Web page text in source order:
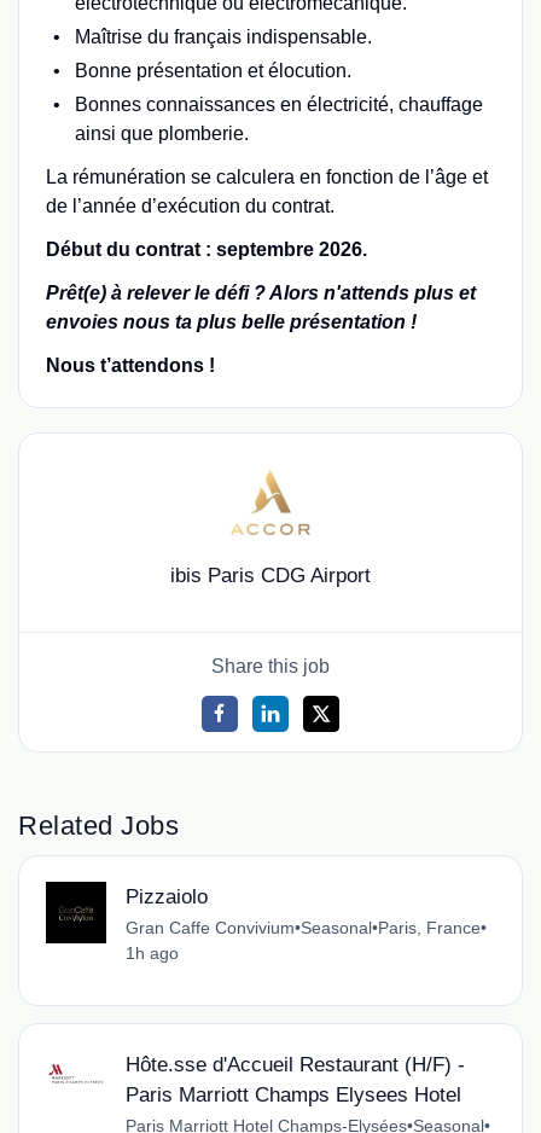
Maîtrise du français indispensable.
Bonne présentation et élocution.
Bonnes connaissances en électricité, chauffage
ainsi que plomberie.
La rémunération se calculera en fonction de l’âge et
de l’année d’exécution du contrat.
Début du contrat : septembre 2026.
Prêt(e) à relever le défi ? Alors n'attends plus et
envoies nous ta plus belle présentation !
Nous t’attendons !
ibis Paris CDG Airport
Share this job
Related Jobs
Pizzaiolo
Gran Caffe Convivium•Seasonal•Paris, France•
1h ago
Hôte.sse d'Accueil Restaurant (H/F) -
Paris Marriott Champs Elysees Hotel
Paris Marriott Hotel Champs-Elysées•Seasonal•